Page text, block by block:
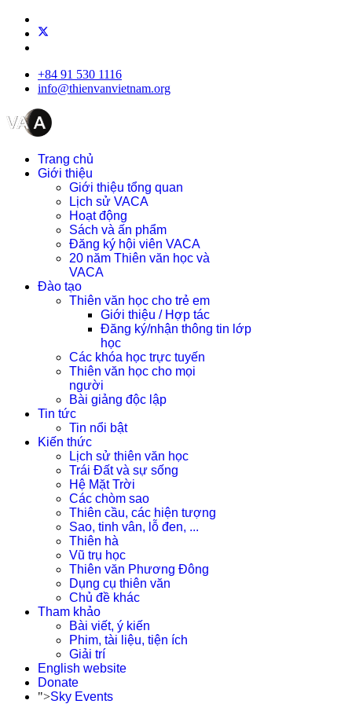
+84 91 530 1116
info@thienvanvietnam.org
Trang chủ
Giới thiệu
Giới thiệu tổng quan
Lịch sử VACA
Hoạt động
Sách và ấn phẩm
Đăng ký hội viên VACA
20 năm Thiên văn học và
VACA
Đào tạo
Thiên văn học cho trẻ em
Giới thiệu / Hợp tác
Đăng ký/nhận thông tin lớp
học
Các khóa học trực tuyến
Thiên văn học cho mọi
người
Bài giảng độc lập
Tin tức
Tin nổi bật
Kiến thức
Lịch sử thiên văn học
Trái Đất và sự sống
Hệ Mặt Trời
Các chòm sao
Thiên cầu, các hiện tượng
Sao, tinh vân, lỗ đen, ...
Thiên hà
Vũ trụ học
Thiên văn Phương Đông
Dụng cụ thiên văn
Chủ đề khác
Tham khảo
Bài viết, ý kiến
Phim, tài liệu, tiện ích
Giải trí
English website
Donate
">Sky Events